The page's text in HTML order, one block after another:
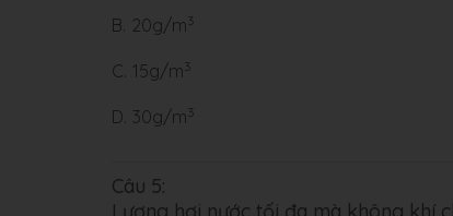
B. 20g/m3
C. 15g/m3
D. 30g/m3
Câu 5: